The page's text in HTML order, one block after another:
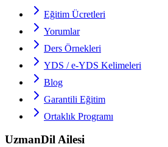
Eğitim Ücretleri
Yorumlar
Ders Örnekleri
YDS / e-YDS Kelimeleri
Blog
Garantili Eğitim
Ortaklık Programı
UzmanDil Ailesi